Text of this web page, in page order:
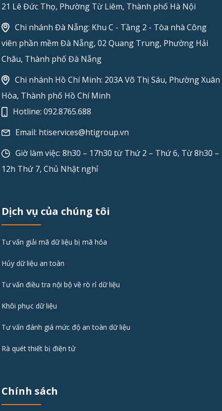
21 Lê Đức Thọ, Phường Từ Liêm, Thành phố Hà Nội
Chi nhánh Đà Nẵng: Khu C - Tầng 2 - Tòa nhà Công
viên phần mềm Đà Nẵng, 02 Quang Trung, Phường Hải
Châu, Thành phố Đà Nẵng
Chi nhánh Hồ Chí Minh: 203A Võ Thị Sáu, Phường Xuân
Hòa, Thành phố Hồ Chí Minh
Hotline:092.8765.688
Email: htiservices@htigroup.vn
Giờ làm việc: 8h30 – 17h30 từ Thứ 2 – Thứ 6, Từ 8h30 –
12h Thứ 7, Chủ Nhật nghỉ
Dịch vụ của chúng tôi
Tư vấn giải mã dữ liệu bị mã hóa
Hủy dữ liệu an toàn
Tư vấn điều tra nội bộ về rò rỉ dữ liệu
Khôi phục dữ liệu
Tư vấn đánh giá mức độ an toàn dữ liệu
Rà quét thiết bị điện tử
Chính sách